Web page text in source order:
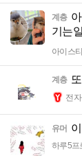
계층
기는
아이스
계층
전
유머
하루5프